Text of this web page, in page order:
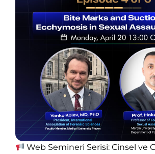
Web Semineri Serisi: Cinsel ve